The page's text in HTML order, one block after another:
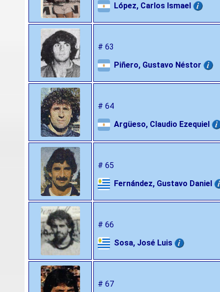
López, Carlos Ismael
# 63
Piñero, Gustavo Néstor
# 64
Argüeso, Claudio Ezequiel
# 65
Fernández, Gustavo Daniel
# 66
Sosa, José Luis
# 67